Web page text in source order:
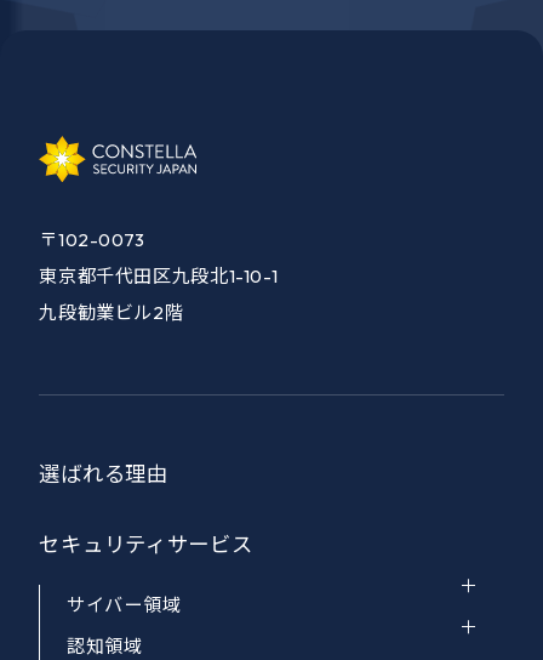
〒102-0073
東京都千代田区九段北1-10-1
九段勧業ビル2階
選ばれる理由
セキュリティサービス
サイバー領域
認知領域